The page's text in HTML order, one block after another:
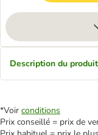
Description du produit
*Voir conditions
Prix conseillé = prix de